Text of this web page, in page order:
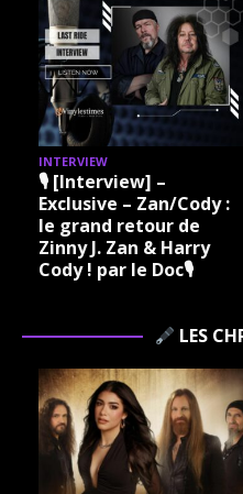
INTERVIEW
🎙 [Interview] –
Exclusive – Zan/Cody :
le grand retour de
Zinny J. Zan & Harry
Cody ! par le Doc🎙
LES